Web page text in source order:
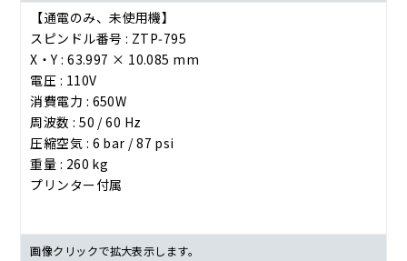
【通電のみ、未使用機】
スピンドル番号 : ZTP‑795
X・Y : 63.997 × 10.085 mm
電圧 : 110V
消費電力 : 650W
周波数 : 50 / 60 Hz
圧縮空気 : 6 bar / 87 psi
重量 : 260 kg
プリンター付属
画像クリックで拡大表示します。